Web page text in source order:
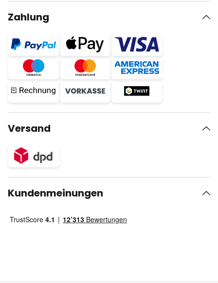
Zahlung
Versand
Kundenmeinungen